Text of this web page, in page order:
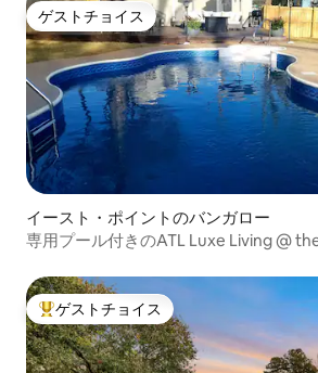
ゲストチョイス
ゲストチョイス
イースト・ポイントのバンガロー
専用プール付きのATL Luxe Living @
大好評のゲストチョイスです。
ゲストチョイス